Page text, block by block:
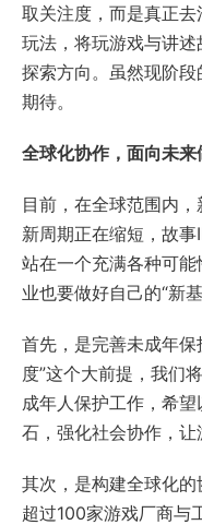
取关注度，而是真正
玩法，将玩游戏与讲
探索方向。虽然现阶
期待。
全球化协作，面向未来
目前，在全球范围内
新周期正在缩短，故
站在一个充满各种可
业也要做好自己的“新基
首先，是完善未成年
度”这个大前提，我们
成年人保护工作，希
石，强化社会协作，让
其次，是构建全球化
超过100家游戏厂商与